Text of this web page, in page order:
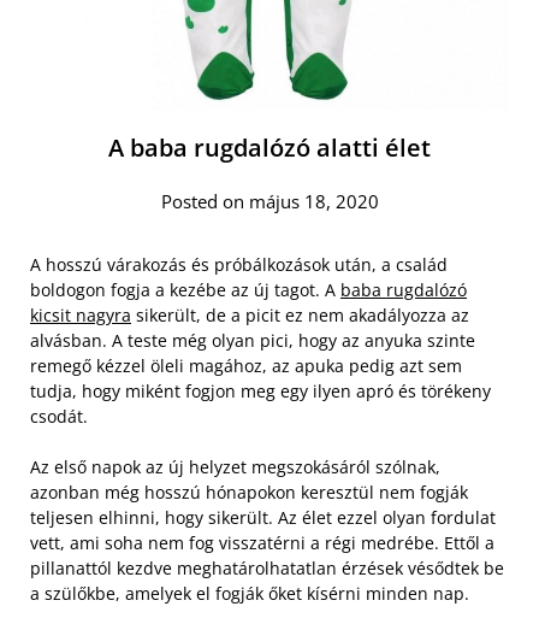
A baba rugdalózó alatti élet
Posted on május 18, 2020
A hosszú várakozás és próbálkozások után, a család
boldogon fogja a kezébe az új tagot. A baba rugdalózó
kicsit nagyra sikerült, de a picit ez nem akadályozza az
alvásban. A teste még olyan pici, hogy az anyuka szinte
remegő kézzel öleli magához, az apuka pedig azt sem
tudja, hogy miként fogjon meg egy ilyen apró és törékeny
csodát.
Az első napok az új helyzet megszokásáról szólnak,
azonban még hosszú hónapokon keresztül nem fogják
teljesen elhinni, hogy sikerült. Az élet ezzel olyan fordulat
vett, ami soha nem fog visszatérni a régi medrébe. Ettől a
pillanattól kezdve meghatárolhatatlan érzések vésődtek be
a szülőkbe, amelyek el fogják őket kísérni minden nap.